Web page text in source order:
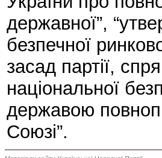
державної”,
безпечної
засад партії,
національної
державою
Союзі”.